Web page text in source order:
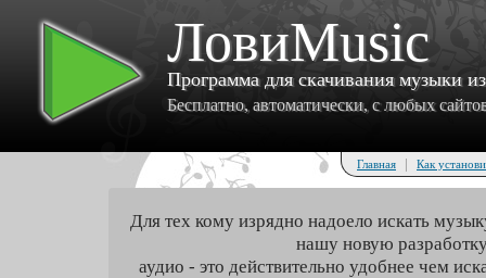
ЛовиMusic
Программа для скачивания музыки
Бесплатно, автоматически, с любых
Главная | Как
Для тех кому изрядно надоело искать
нашу новую
аудио - это действительно удобнее чем